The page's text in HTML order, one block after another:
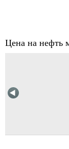
Цена на нефть